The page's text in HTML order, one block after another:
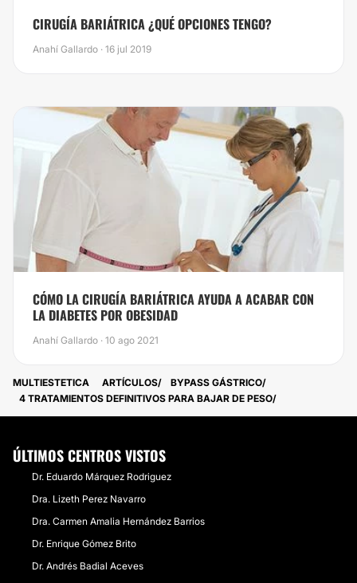
CIRUGÍA BARIÁTRICA ¿QUÉ OPCIONES TENGO?
Anahí Gallardo · 16 jul 2019
CÓMO LA CIRUGÍA BARIÁTRICA AYUDA A ACABAR CON
LA DIABETES POR OBESIDAD
Anahí Gallardo · 10 ago 2021
MULTIESTETICA ARTÍCULOS
BYPASS GÁSTRICO
4 TRATAMIENTOS DEFINITIVOS PARA BAJAR DE PESO
ÚLTIMOS CENTROS VISTOS
Dr. Eduardo Márquez Rodriguez
Dra. Lizeth Perez Navarro
Dra. Carmen Amalia Hernández Barrios
Dr. Enrique Gómez Brito
Dr. Andrés Badial Aceves